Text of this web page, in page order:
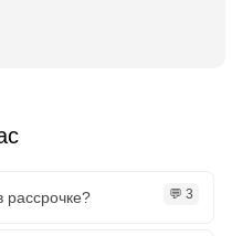
рассрочке? 💬 3